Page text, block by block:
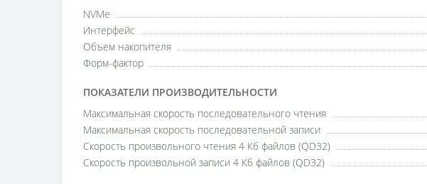
NVMe
Интерфейс
Объем накопителя
Форм-фактор
ПОКАЗАТЕЛИ ПРОИЗВОДИТЕЛЬНОСТИ
Максимальная скорость последовательного чтения
Максимальная скорость последовательной записи
Скорость произвольного чтения 4 Кб файлов (QD32)
Скорость произвольной записи 4 Кб файлов (QD32)